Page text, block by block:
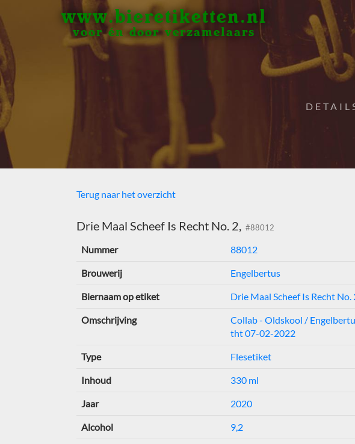
www.bieretiketten.nl
voor én door verzamelaars
Terug naar het overzicht
Drie Maal Scheef Is Recht No. 2, #88012
Nummer 88012
Brouwerij Engelbertus
Biernaam op etiket Drie Maal Scheef Is Recht No.
Omschrijving
Collab - Oldskool /
tht 07-02-2022
Type Flesetiket
Inhoud 330 ml
Jaar 2020
Alcohol 9,2